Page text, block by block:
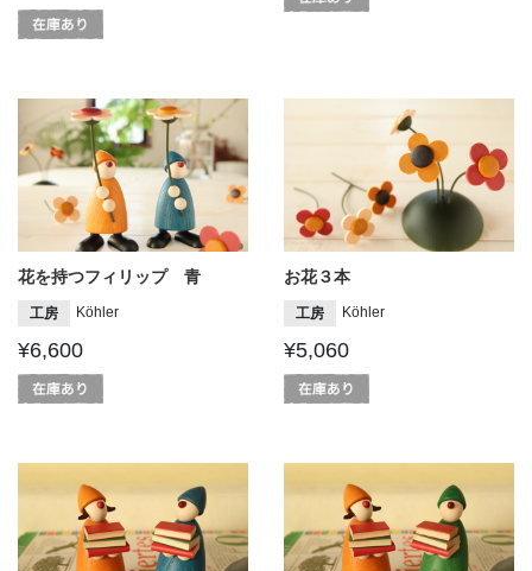
花を持つフィリップ 青
工房 Köhler
¥6,600
お花３本
工房 Köhler
¥5,060